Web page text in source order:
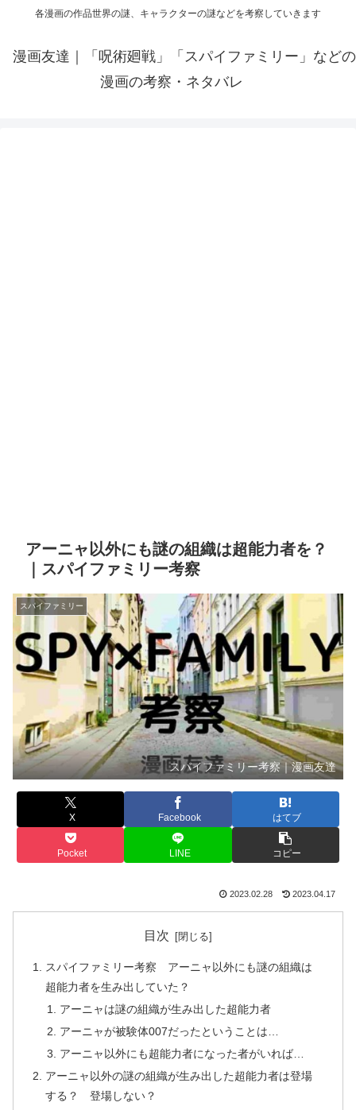
各漫画の作品世界の謎、キャラクターの謎などを考察していきます
漫画友達｜「呪術廻戦」「スパイファミリー」などの
漫画の考察・ネタバレ
アーニャ以外にも謎の組織は超能力者を？
｜スパイファミリー考察
スパイファミリー
スパイファミリー考察｜漫画友達
X Facebook はてブ
Pocket LINE コピー
2023.02.28 2023.04.17
目次
スパイファミリー考察 アーニャ以外にも謎の組織は
超能力者を生み出していた？
アーニャは謎の組織が生み出した超能力者
アーニャが被験体007だったということは…
アーニャ以外にも超能力者になった者がいれば…
アーニャ以外の謎の組織が生み出した超能力者は登場
する？ 登場しない？